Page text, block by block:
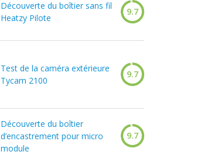
Découverte du boîtier sans fil
Heatzy Pilote
9.7
Test de la caméra extérieure
Tycam 2100
9.7
Découverte du boîtier
d’encastrement pour micro
module
9.7